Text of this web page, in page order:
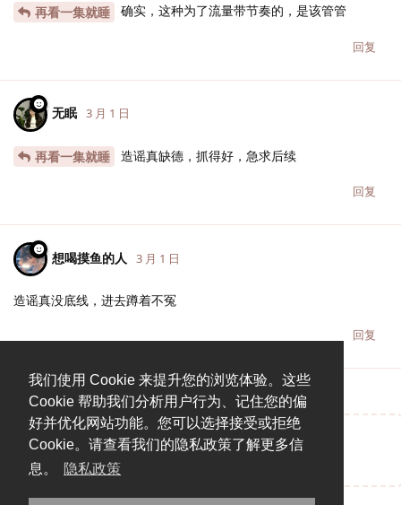
我们使用 Cookie 来提升您的浏览体验。这些
Cookie 帮助我们分析用户行为、记住您的偏
好并优化网站功能。您可以选择接受或拒绝
Cookie。请查看我们的隐私政策了解更多信
息。
隐私政策
再看一集就睡 确实，这种为了流量带节奏的，是该管管
回复
无眠 3 月 1 日
再看一集就睡 造谣真缺德，抓得好，急求后续
回复
想喝摸鱼的人 3 月 1 日
造谣真没底线，进去蹲着不冤
回复
说点什么吧...